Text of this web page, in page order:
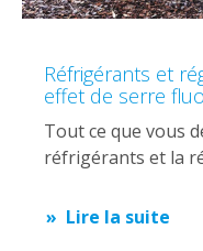
Réfrigérants et
effet de serre
Tout ce que vous
réfrigérants et la
Lire la suite